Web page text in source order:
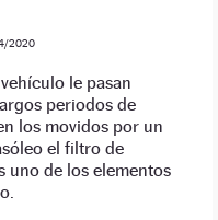
2020
le pasan
periodos de
los movidos por un
el filtro de
uno de los elementos